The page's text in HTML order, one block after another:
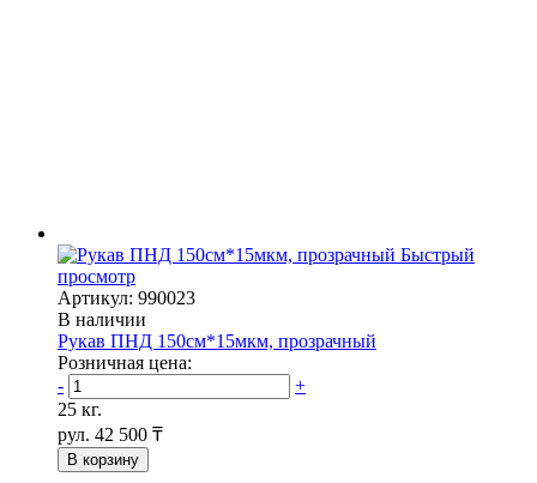
Быстрый
просмотр
Артикул: 990023
В наличии
Рукав ПНД 150см*15мкм, прозрачный
Розничная цена:
-
+
25 кг.
рул. 42 500 ₸
В корзину